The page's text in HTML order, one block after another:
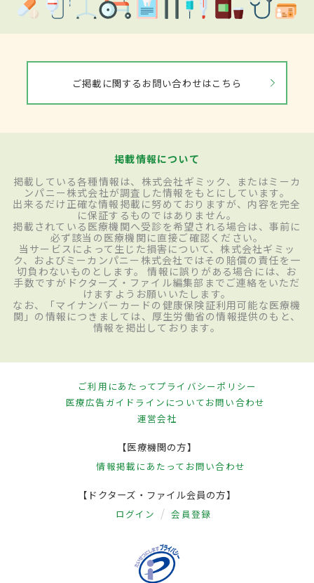
ご掲載に関するお問い合わせはこちら
掲載情報について
掲載している各種情報は、株式会社ギミック、またはミーカ
ンパニー株式会社が調査した情報をもとにしています。
出来るだけ正確な情報掲載に努めておりますが、内容を完全
に保証するものではありません。
掲載されている医療機関へ受診を希望される場合は、事前に
必ず該当の医療機関に直接ご確認ください。
当サービスによって生じた損害について、株式会社ギミッ
ク、およびミーカンパニー株式会社ではその賠償の責任を一
切負わないものとします。 情報に誤りがある場合には、お
手数ですがドクターズ・ファイル編集部までご連絡をいただ
けますようお願いいたします。
なお、「マイナンバーカードの健康保険証利用可能な医療機
関」の情報につきましては、厚生労働省の情報提供のもと、
情報を掲出しております。
ご利用にあたってプライバシーポリシー
医療広告ガイドラインについてお問い合わせ
運営会社
【医療機関の方】
情報掲載にあたって お問い合わせ
【ドクターズ・ファイル会員の方】
ログイン 会員登録